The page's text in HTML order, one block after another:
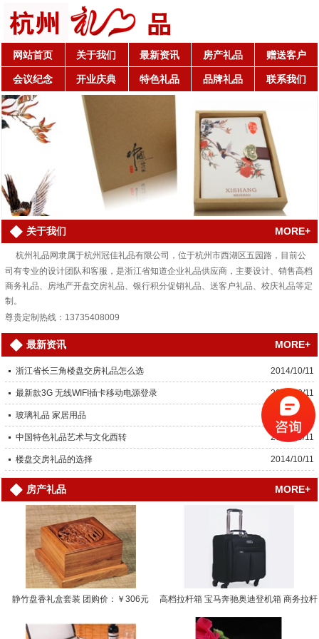
网站首页 关于我们 最新资讯 房产礼品 赠送客户
会议纪念 开业庆典 特色礼品 品牌礼品 联系我们
关于我们 MORE+
杭州礼品网隶属于杭州冠佳礼品有限公司，位于杭州市西湖区五园路，目前公
司有专业的设计团队和客服，是浙江省知道企业礼品供应商，主要设计、销售高档
商务礼品、房地产开盘交房礼品、银行积分促销礼品、送客户礼品、校庆礼品等定
制。
尊贵定制热线：13735408009
最新资讯 MORE+
浙江省长三角楼盘交房礼品怎么选 2014/10/11
最新款3G 无线WIFI插卡移动电源登录 2014/10/11
玻璃礼品 家居用品 2014/10/11
中国特色礼品艺术与文化西转 2014/10/11
楼盘交房礼品的选择 2014/10/11
房产礼品 MORE+
静竹盘香礼盒套装 团购价：￥306元 高档拉杆箱 宝马奔驰奥迪登机箱 商务拉杆
箱… 团购价：￥0.0000元